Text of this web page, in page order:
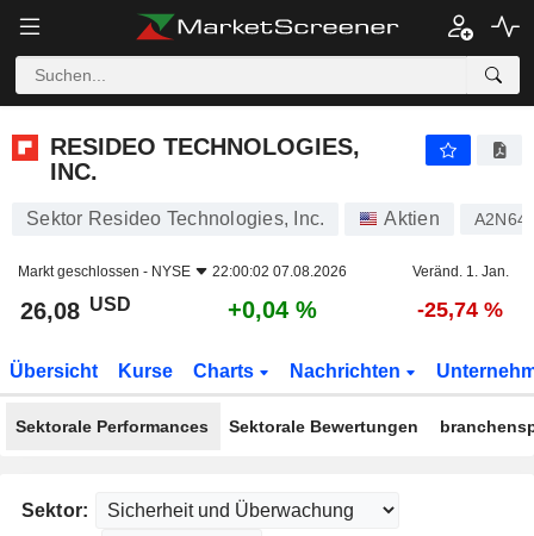
RESIDEO TECHNOLOGIES,
INC.
Sektor Resideo Technologies, Inc. Aktien
Markt geschlossen - NYSE 22:00:02 07.08.2026 Veränd. 1. Jan.
26,08 USD +0,04 % -25,74 %
Übersicht Kurse Charts Nachrichten
Sektorale Performances Sektorale Bewertungen
Sektor: